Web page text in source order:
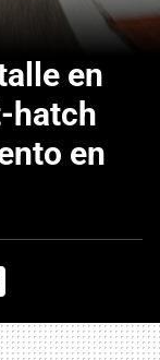
en
hatch
en